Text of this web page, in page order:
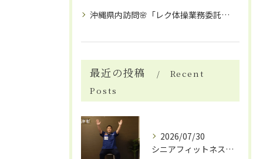
沖縄県内訪問🌸「レク体操業務委託」で差別化を！デイサービス・有料老人ホーム・各種イベントに「お笑い介護予防トレーナー」がお伺いいたします🌈
最近の投稿
Recent
Posts
2026/07/30
シニアフィットネスとDVD活用で南風原町の健康習慣を始める具体的ガイド